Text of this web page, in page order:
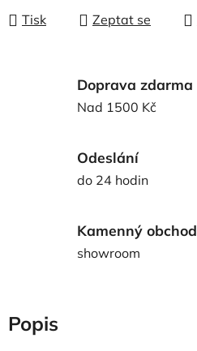
Tisk Zeptat se
Doprava zdarma
Nad 1500 Kč
Odeslání
do 24 hodin
Kamenný obchod
showroom
Popis